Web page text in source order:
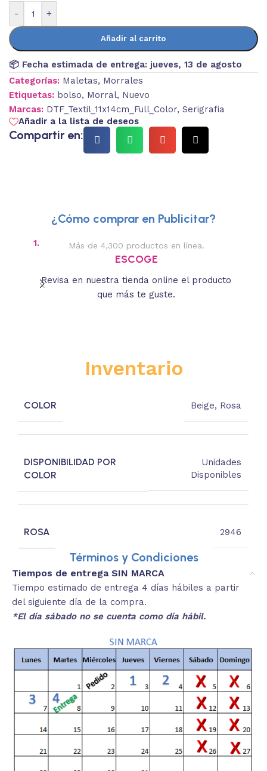
- +
Añadir al carrito
📦 Fecha estimada de entrega: jueves, 13 de agosto
Categorías: Maletas, Morrales
Etiquetas: bolso, Morral, Nuevo
Marcas: DTF_Textil_11x14cm_Full_Color, Serigrafia
Añadir a la lista de deseos
Compartir en:
¿Cómo comprar en Publicitar?
1. Más de 4,300 productos en línea.
ESCOGE
Revisa en nuestra tienda online el producto
que más te guste.
Inventario
COLOR Beige, Rosa
DISPONIBILIDAD POR
COLOR
Unidades
Disponibles
ROSA 2946
Términos y Condiciones
Tiempos de entrega SIN MARCA
Tiempo estimado de entrega 4 días hábiles a partir
del siguiente día de la compra.
*El día sábado no se cuenta como día hábil.